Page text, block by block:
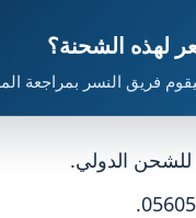
لهذه الشحنة؟
فريق النسر بمراجعة
للشحن الدولي.